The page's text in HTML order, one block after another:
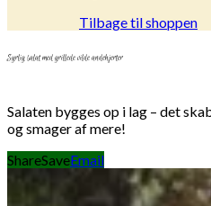
Tilbage til shoppen
Syrlig salat med grillede vilde andehjerter
Salaten bygges op i lag – det
og smager af mere!
ShareSaveEmail